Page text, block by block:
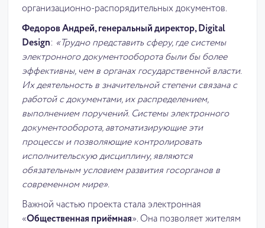
организационно-распорядительных документов.
Федоров Андрей, генеральный директор, Digital
Design: «Трудно представить сферу, где системы
электронного документооборота были бы более
эффективны, чем в органах государственной власти.
Их деятельность в значительной степени связана с
работой с документами, их распределением,
выполнением поручений. Системы электронного
документооборота, автоматизирующие эти
процессы и позволяющие контролировать
исполнительскую дисциплину, являются
обязательным условием развития госорганов в
современном мире».
Важной частью проекта стала электронная
«Общественная приёмная». Она позволяет жителям